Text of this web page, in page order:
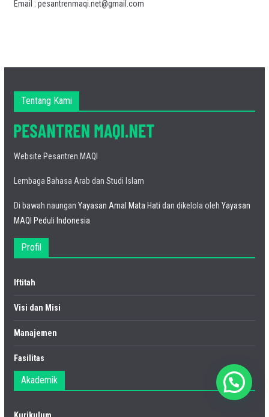
Email : pesantrenmaqi.net@gmail.com
Tentang Kami
Website Pesantren MAQI
Lembaga Bahasa Arab dan Studi Islam
Di bawah naungan Yayasan Amal Mata Hati dan dikelola oleh Yayasan
MAQI Peduli Indonesia
Profil
Iftitah
Visi dan Misi
Manajemen
Fasilitas
Akademik
Kurikulum